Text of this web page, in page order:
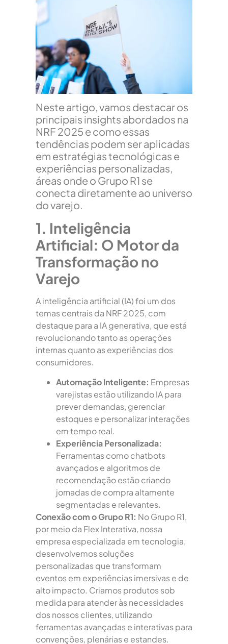
Neste artigo, vamos destacar os
principais insights abordados na
NRF 2025 e como essas
tendências podem ser aplicadas
em estratégias tecnológicas e
experiências personalizadas,
áreas onde o Grupo R1 se
conecta diretamente ao universo
do varejo.
1. Inteligência
Artificial: O Motor da
Transformação no
Varejo
A inteligência artificial (IA) foi um dos
temas centrais da NRF 2025, com
destaque para a IA generativa, que está
revolucionando tanto as operações
internas quanto as experiências dos
consumidores.
Automação Inteligente: Empresas
varejistas estão utilizando IA para
prever demandas, gerenciar
estoques e personalizar interações
em tempo real.
Experiência Personalizada:
Ferramentas como chatbots
avançados e algoritmos de
recomendação estão criando
jornadas de compra altamente
segmentadas e relevantes.
Conexão com o Grupo R1: No Grupo R1,
por meio da Flex Interativa, nossa
empresa especializada em tecnologia,
desenvolvemos soluções
personalizadas que transformam
eventos em experiências imersivas e de
alto impacto. Criamos produtos sob
medida para atender às necessidades
dos nossos clientes, utilizando
ferramentas avançadas e interativas para
convenções, plenárias e estandes.